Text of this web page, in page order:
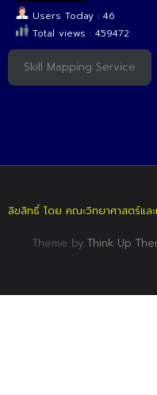
Users Today : 46
Total views : 459472
Skill Mapping Service
ลิขสิทธิ์ โดย คณะวิทยาศาสตร์แล
Theme by Think Up